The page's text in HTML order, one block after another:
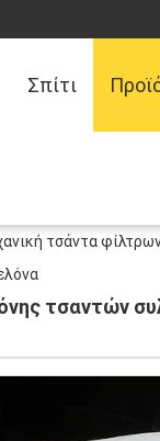
Σπίτι
τσάντα
τσαντών